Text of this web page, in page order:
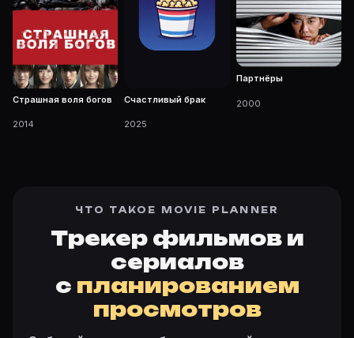
Страшная воля богов
2014
Счастливый брак
2025
Партнёры
2000
ЧТО ТАКОЕ MOVIE PLANNER
Трекер фильмов и
сериалов
с планированием
просмотров